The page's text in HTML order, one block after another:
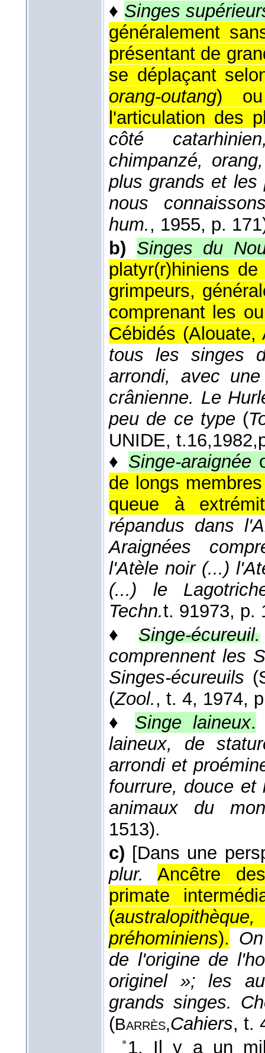
♦ Singes
généralement
présentant de
se déplaçant
orang-outang) ou
l'articulation des
côté
chimpanzé,
plus grands et les
nous
hum., 1955, p.
b) Singes du
platyr(r)hiniens
grimpeurs,
comprenant les
Cébidés (Alouate,
tous les singes
arrondi, avec
crânienne. Le
peu de ce type (
UNIDE, t.16,1982,
♦ Singe-araignée
de longs
queue à
répandus dans
Araignées
l'Atèle noir (...)
(...) le
Techn.t. 91973, p.
♦ Singe-écureuil.
comprennent les
Singes-écureuils
(Zool., t. 4, 1974,
♦ Singe laineux.
laineux, de
arrondi et
fourrure, douce et
animaux du
1513).
c) [Dans une
plur.
Ancêtre
primate
(
préhominiens).
de l'origine de
originel »; les
grands singes.
(Barrès,Cahiers, t.
1. Il y a un